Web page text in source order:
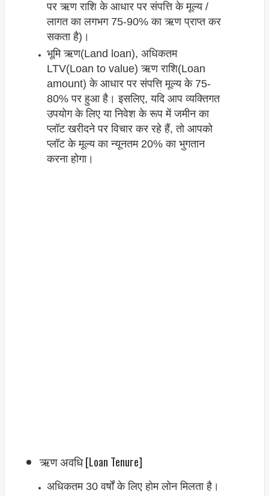
पर ऋण राशि के आधार पर संपत्ति के मूल्य /
लागत का लगभग 75-90% का ऋण प्राप्त कर
सकता है)।
भूमि ऋण(Land loan), अधिकतम
LTV(Loan to value) ऋण राशि(Loan
amount) के आधार पर संपत्ति मूल्य के 75-
80% पर हुआ है। इसलिए, यदि आप व्यक्तिगत
उपयोग के लिए या निवेश के रूप में जमीन का
प्लॉट खरीदने पर विचार कर रहे हैं, तो आपको
प्लॉट के मूल्य का न्यूनतम 20% का भुगतान
करना होगा।
ऋण अवधि [Loan Tenure]
अधिकतम 30 वर्षों के लिए होम लोन मिलता है।